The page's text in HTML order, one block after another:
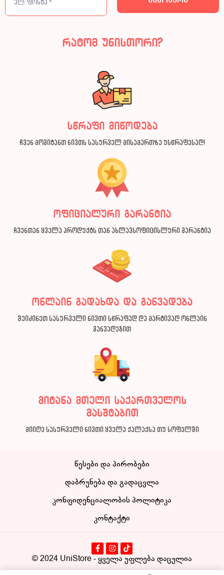
რატომ უნისთორი?
სწრაფი მიწოდება
ჩვენ მოგიტანთ ნივთს სასურველ მისამართზე უსწრაფესად!
ოფიციალური გარანტია
ჩვენთან ყველა პროდუქტს თან ახლავსოფიცისლური გარანტია
ონლაინ გადახდა და განვადება
შეიძინეთ სასურველი ნივთი სწრაფად და მარტივად ონლაინ
განვადებით
მიტანა მთელი საქართველოს
მასშტაბით
მიიღე სასურველი ნივთი ყველა ქალაქსა თუ სოფელში
წესები და პირობები
დაბრუნება და გადაცვლა
კონფიდენციალობის პოლიტიკა
კონტაქტი
© 2024 UniStore- ყველა უფლება დაცულია